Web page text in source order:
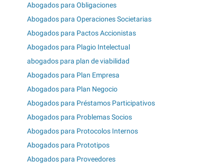
Abogados para Obligaciones
Abogados para Operaciones Societarias
Abogados para Pactos Accionistas
Abogados para Plagio Intelectual
abogados para plan de viabilidad
Abogados para Plan Empresa
Abogados para Plan Negocio
Abogados para Préstamos Participativos
Abogados para Problemas Socios
Abogados para Protocolos Internos
Abogados para Prototipos
Abogados para Proveedores